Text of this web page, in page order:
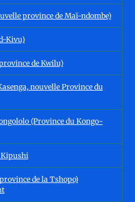
province de Maï-ndombe)
Kivu)
de Kwilu)
nouvelle Province du
(Province du Kongo-
de la Tshopo)